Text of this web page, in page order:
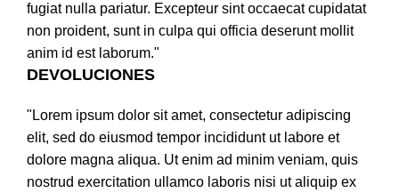
fugiat nulla pariatur. Excepteur sint occaecat cupidatat
non proident, sunt in culpa qui officia deserunt mollit
anim id est laborum."
DEVOLUCIONES
"Lorem ipsum dolor sit amet, consectetur adipiscing
elit, sed do eiusmod tempor incididunt ut labore et
dolore magna aliqua. Ut enim ad minim veniam, quis
nostrud exercitation ullamco laboris nisi ut aliquip ex